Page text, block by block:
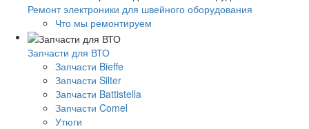
Ремонт электроники для швейного оборудования
Что мы ремонтируем
Запчасти для ВТО
Запчасти Bieffe
Запчасти Silter
Запчасти Battistella
Запчасти Comel
Утюги